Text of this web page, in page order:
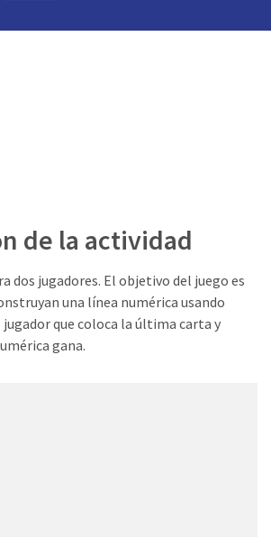
de la actividad
dos jugadores. El objetivo del juego es
una línea numérica usando
jugador que coloca la última carta y
gana.